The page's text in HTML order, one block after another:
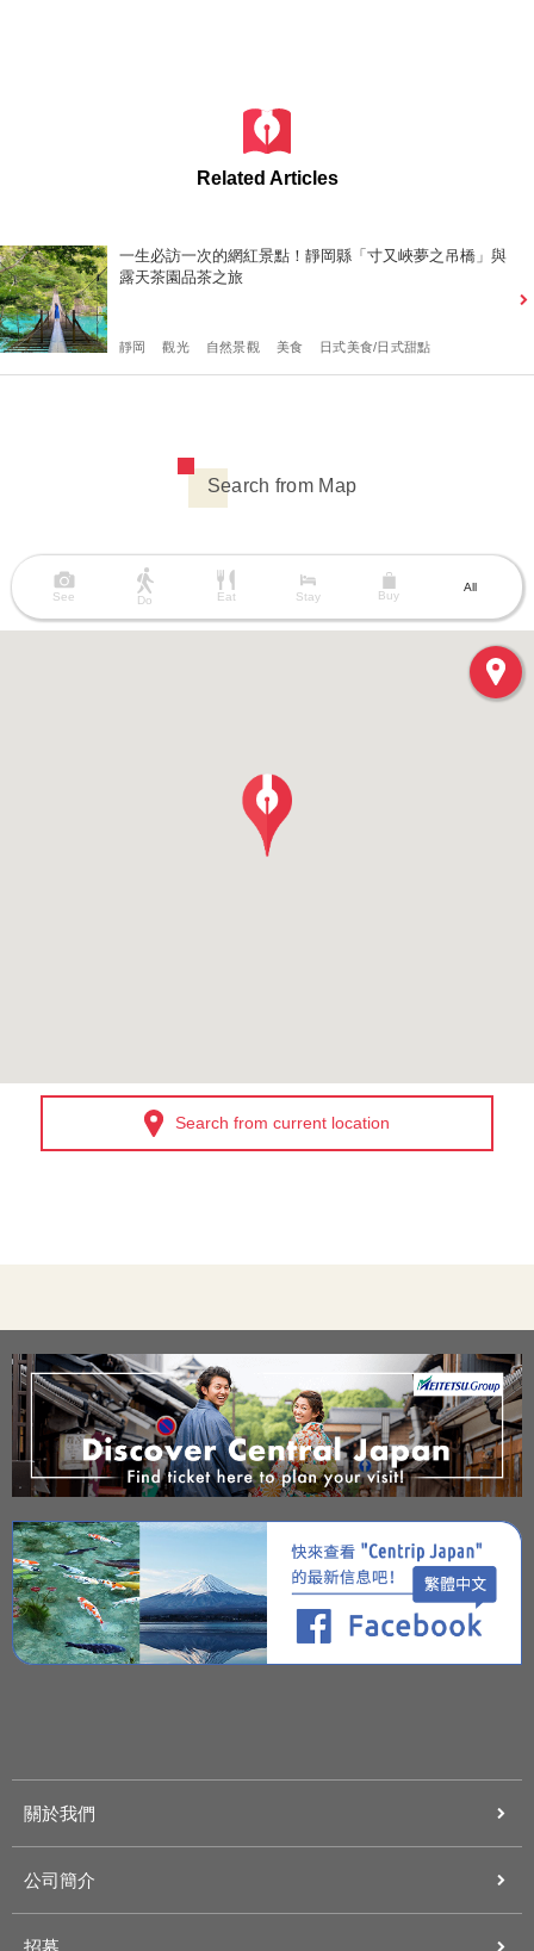
Related Articles
一生必訪一次的網紅景點！靜岡縣「寸又峽夢之吊橋」與
露天茶園品茶之旅
靜岡 觀光 自然景觀 美食 日式美食/日式甜點
Search from Map
See Do Eat Stay Buy
All
Search from current location
關於我們
公司簡介